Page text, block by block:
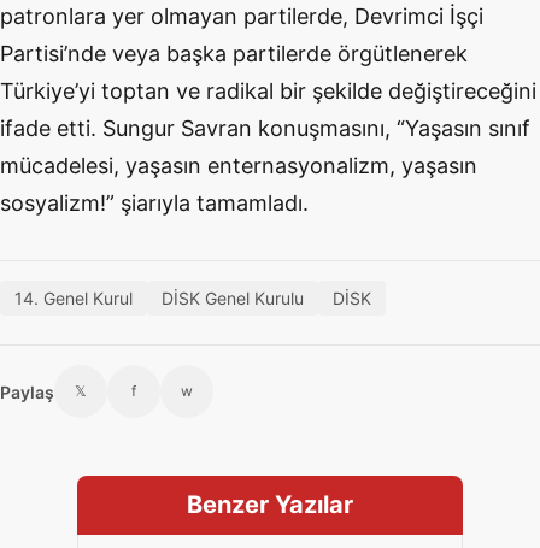
patronlara yer olmayan partilerde, Devrimci İşçi
Partisi’nde veya başka partilerde örgütlenerek
Türkiye’yi toptan ve radikal bir şekilde değiştireceğini
ifade etti. Sungur Savran konuşmasını, “Yaşasın sınıf
mücadelesi, yaşasın enternasyonalizm, yaşasın
sosyalizm!” şiarıyla tamamladı.
14. Genel Kurul DİSK Genel Kurulu DİSK
Paylaş 𝕏 f w
Benzer Yazılar